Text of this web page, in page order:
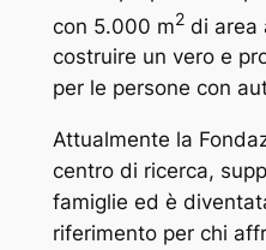
con 5.000 m2di area
costruire un vero e
per le persone con
Attualmente la
centro di ricerca,
famiglie ed è
riferimento per chi